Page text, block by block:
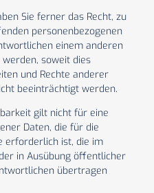
Sie ferner das Recht, zu
personenbezogenen
einem anderen
soweit dies
und Rechte anderer
beeinträchtigt werden.
gilt nicht für eine
Daten, die für die
erforderlich ist, die im
in Ausübung öffentlicher
übertragen